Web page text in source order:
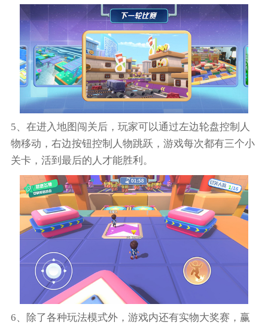
5、在进入地图闯关后，玩家可以通过左边轮盘控制人
物移动，右边按钮控制人物跳跃，游戏每次都有三个小
关卡，活到最后的人才能胜利。
6、除了各种玩法模式外，游戏内还有实物大奖赛，赢